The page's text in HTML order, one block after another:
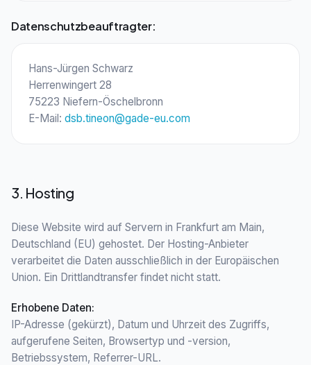
Datenschutzbeauftragter:
Hans-Jürgen Schwarz
Herrenwingert 28
75223 Niefern-Öschelbronn
E-Mail: dsb.tineon@gade-eu.com
3. Hosting
Diese Website wird auf Servern in Frankfurt am Main,
Deutschland (EU) gehostet. Der Hosting-Anbieter
verarbeitet die Daten ausschließlich in der Europäischen
Union. Ein Drittlandtransfer findet nicht statt.
Erhobene Daten:
IP-Adresse (gekürzt), Datum und Uhrzeit des Zugriffs,
aufgerufene Seiten, Browsertyp und -version,
Betriebssystem, Referrer-URL.